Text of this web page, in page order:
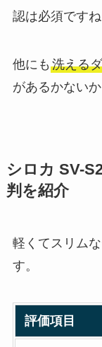
認は必須ですね
他にも 洗える
があるかない
シロカ SV-
判を紹介
軽くてスリム
す。
評価項目